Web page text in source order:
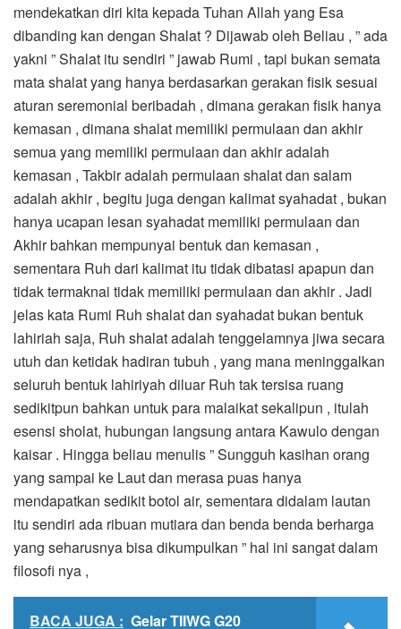
mendekatkan diri kita kepada Tuhan Allah yang Esa
dibanding kan dengan Shalat ? Dijawab oleh Beliau , ” ada
yakni ” Shalat itu sendiri ” jawab Rumi , tapi bukan semata
mata shalat yang hanya berdasarkan gerakan fisik sesuai
aturan seremonial beribadah , dimana gerakan fisik hanya
kemasan , dimana shalat memiliki permulaan dan akhir
semua yang memiliki permulaan dan akhir adalah
kemasan , Takbir adalah permulaan shalat dan salam
adalah akhir , begitu juga dengan kalimat syahadat , bukan
hanya ucapan lesan syahadat memiliki permulaan dan
Akhir bahkan mempunyai bentuk dan kemasan ,
sementara Ruh dari kalimat itu tidak dibatasi apapun dan
tidak termaknai tidak memiliki permulaan dan akhir . Jadi
jelas kata Rumi Ruh shalat dan syahadat bukan bentuk
lahiriah saja, Ruh shalat adalah tenggelamnya jiwa secara
utuh dan ketidak hadiran tubuh , yang mana meninggalkan
seluruh bentuk lahiriyah diluar Ruh tak tersisa ruang
sedikitpun bahkan untuk para malaikat sekalipun , itulah
esensi sholat, hubungan langsung antara Kawulo dengan
kaisar . Hingga beliau menulis ” Sungguh kasihan orang
yang sampai ke Laut dan merasa puas hanya
mendapatkan sedikit botol air, sementara didalam lautan
itu sendiri ada ribuan mutiara dan benda benda berharga
yang seharusnya bisa dikumpulkan ” hal ini sangat dalam
filosofi nya ,
BACA JUGA : Gelar TIIWG G20